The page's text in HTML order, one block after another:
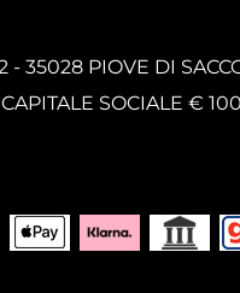
- 35028 PIOVE DI
SOCIALE €